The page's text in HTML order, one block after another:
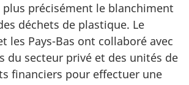
précisément le blanchiment
déchets de plastique. Le
les Pays-Bas ont collaboré avec
du secteur privé et des unités de
financiers pour effectuer une